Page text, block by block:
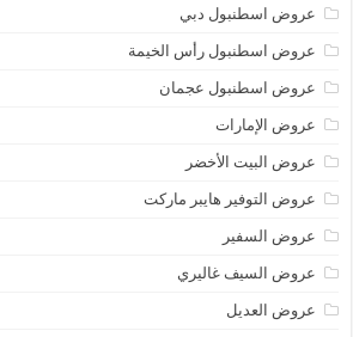
عروض اسطنبول دبي
عروض اسطنبول رأس الخيمة
عروض اسطنبول عجمان
عروض الإمارات
عروض البيت الأخضر
عروض التوفير هايبر ماركت
عروض السفير
عروض السيف غاليري
عروض العديل